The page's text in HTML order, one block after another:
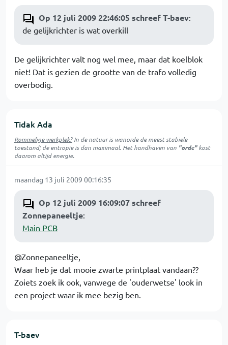
Op 12 juli 2009 22:46:05 schreef T-baev:
de gelijkrichter is wat overkill
De gelijkrichter valt nog wel mee, maar dat koelblok
niet! Dat is gezien de grootte van de trafo volledig
overbodig.
Tidak Ada
Rommelige werkplek?In de natuur iswanordede meest stabiele
toestand; de entropie is dan maximaal. Het handhaven van "orde"kost
daarom altijd energie.
maandag 13 juli 2009 00:16:35
Op 12 juli 2009 16:09:07 schreef
Zonnepaneeltje:
Main PCB
@Zonnepaneeltje,
Waar heb je dat mooie zwarte printplaat vandaan??
Zoiets zoek ik ook, vanwege de 'ouderwetse' look in
een project waar ik mee bezig ben.
T-baev